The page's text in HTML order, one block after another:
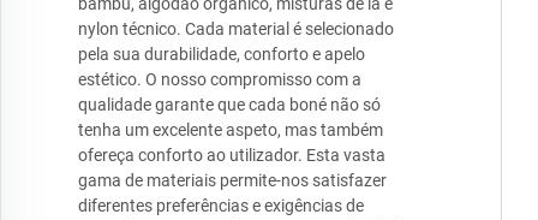
nylon técnico. Cada material é selecionado
pela sua durabilidade, conforto e apelo
estético. O nosso compromisso com a
qualidade garante que cada boné não só
tenha um excelente aspeto, mas também
ofereça conforto ao utilizador. Esta vasta
gama de materiais permite-nos satisfazer
diferentes preferências e exigências de